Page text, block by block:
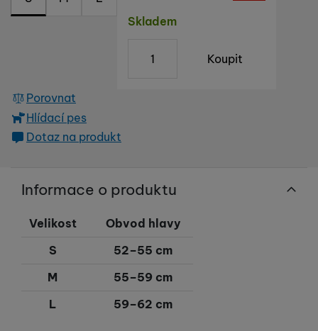
získaná pomocí těchto cookies zpracováváme souhrnně a
Povoleno
Marketingové cookies používáme my nebo naši partneři,
na našich stránkách, tak na stránkách třetích stran.
Dostupnost
Skladem
Koupit
Porovnat
Hlídací pes
Dotaz na produkt
Informace o produktu
Velikost
Obvod hlavy
S
52–55 cm
M
55–59 cm
L
59–62 cm